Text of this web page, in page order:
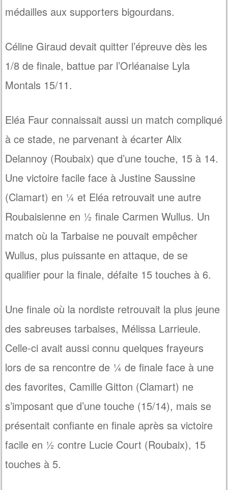
médailles aux supporters bigourdans.
Céline Giraud devait quitter l’épreuve dès les
1/8 de finale, battue par l’Orléanaise Lyla
Montals 15/11.
Eléa Faur connaissait aussi un match compliqué
à ce stade, ne parvenant à écarter Alix
Delannoy (Roubaix) que d’une touche, 15 à 14.
Une victoire facile face à Justine Saussine
(Clamart) en ¼ et Eléa retrouvait une autre
Roubaisienne en ½ finale Carmen Wullus. Un
match où la Tarbaise ne pouvait empêcher
Wullus, plus puissante en attaque, de se
qualifier pour la finale, défaite 15 touches à 6.
Une finale où la nordiste retrouvait la plus jeune
des sabreuses tarbaises, Mélissa Larrieule.
Celle-ci avait aussi connu quelques frayeurs
lors de sa rencontre de ¼ de finale face à une
des favorites, Camille Gitton (Clamart) ne
s’imposant que d’une touche (15/14), mais se
présentait confiante en finale après sa victoire
facile en ½ contre Lucie Court (Roubaix), 15
touches à 5.